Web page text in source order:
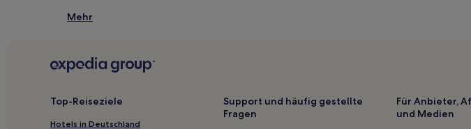
Playa San Marcelino: Anreise
Flughafen El Salvador Intl. (SAL), 9 km vom Zentrum von Playa Las Hojas entfernt
Flughafen Ilopango (ILS), 37,6 km vom Zentrum von Playa Las Hojas entfernt
Mehr
Top-Reiseziele
Hotels in Deutschland
Support und häufig gestellte
Fragen
Für Anbieter,
und Medien